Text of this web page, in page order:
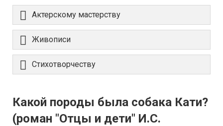
Актерскому мастерству
Живописи
Стихотворчеству
Какой породы была собака Кати?
(роман "Отцы и дети" И.С.